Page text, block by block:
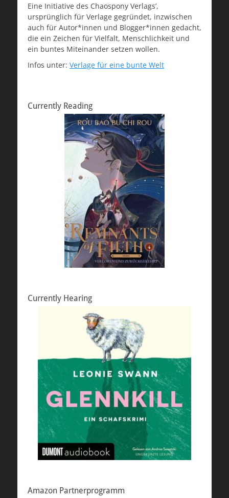
Eine Initiative des Chaospony Verlags’,
ursprünglich für Verlage gegründet, inzwischen
auch für Autor*innen und Blogger*innen gedacht,
die ein Zeichen für Vielfalt, Menschlichkeit und
ein buntes Miteinander setzen wollen.
Infos unter: Verlage für eine bunte Welt
Currently Reading
Currently Hearing
Amazon Partnerprogramm